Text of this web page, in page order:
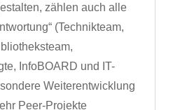
zählen auch alle
(Technikteam,
InfoBOARD und IT-
Weiterentwicklung
Peer-Projekte